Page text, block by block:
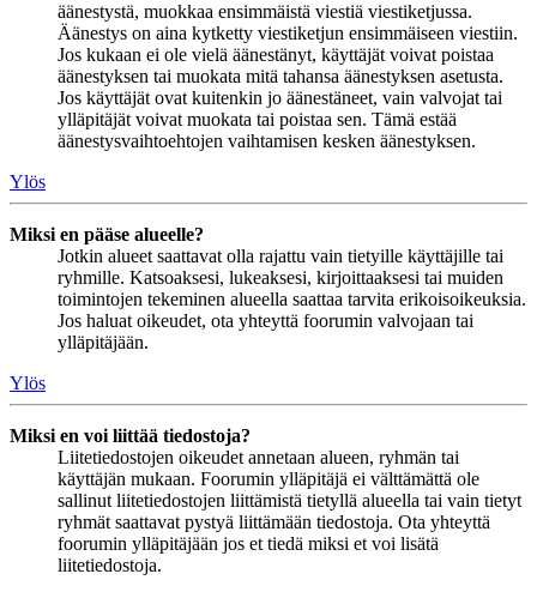
äänestystä, muokkaa ensimmäistä viestiä viestiketjussa.
Äänestys on aina kytketty viestiketjun ensimmäiseen viestiin.
Jos kukaan ei ole vielä äänestänyt, käyttäjät voivat poistaa
äänestyksen tai muokata mitä tahansa äänestyksen asetusta.
Jos käyttäjät ovat kuitenkin jo äänestäneet, vain valvojat tai
ylläpitäjät voivat muokata tai poistaa sen. Tämä estää
äänestysvaihtoehtojen vaihtamisen kesken äänestyksen.
Ylös
Miksi en pääse alueelle?
Jotkin alueet saattavat olla rajattu vain tietyille käyttäjille tai
ryhmille. Katsoaksesi, lukeaksesi, kirjoittaaksesi tai muiden
toimintojen tekeminen alueella saattaa tarvita erikoisoikeuksia.
Jos haluat oikeudet, ota yhteyttä foorumin valvojaan tai
ylläpitäjään.
Ylös
Miksi en voi liittää tiedostoja?
Liitetiedostojen oikeudet annetaan alueen, ryhmän tai
käyttäjän mukaan. Foorumin ylläpitäjä ei välttämättä ole
sallinut liitetiedostojen liittämistä tietyllä alueella tai vain tietyt
ryhmät saattavat pystyä liittämään tiedostoja. Ota yhteyttä
foorumin ylläpitäjään jos et tiedä miksi et voi lisätä
liitetiedostoja.